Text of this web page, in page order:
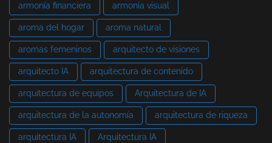
armonía financiera armonía visual
aroma del hogar aroma natural
aromas femeninos arquitecto de visiones
arquitecto IA arquitectura de contenido
arquitectura de equipos Arquitectura de IA
arquitectura de la autonomía arquitectura de riqueza
arquitectura IA Arquitectura IA